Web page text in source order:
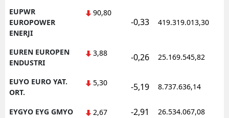
EUPWR
EUROPOWER
ENERJI
90,80
-0,33 419.319.013,30
EUREN EUROPEN
ENDUSTRI
3,88 -0,26 25.169.545,82
EUYO EURO YAT.
ORT.
5,30 -5,19 8.737.636,14
EYGYO EYG GMYO 2,67 -2,91 26.534.067,08